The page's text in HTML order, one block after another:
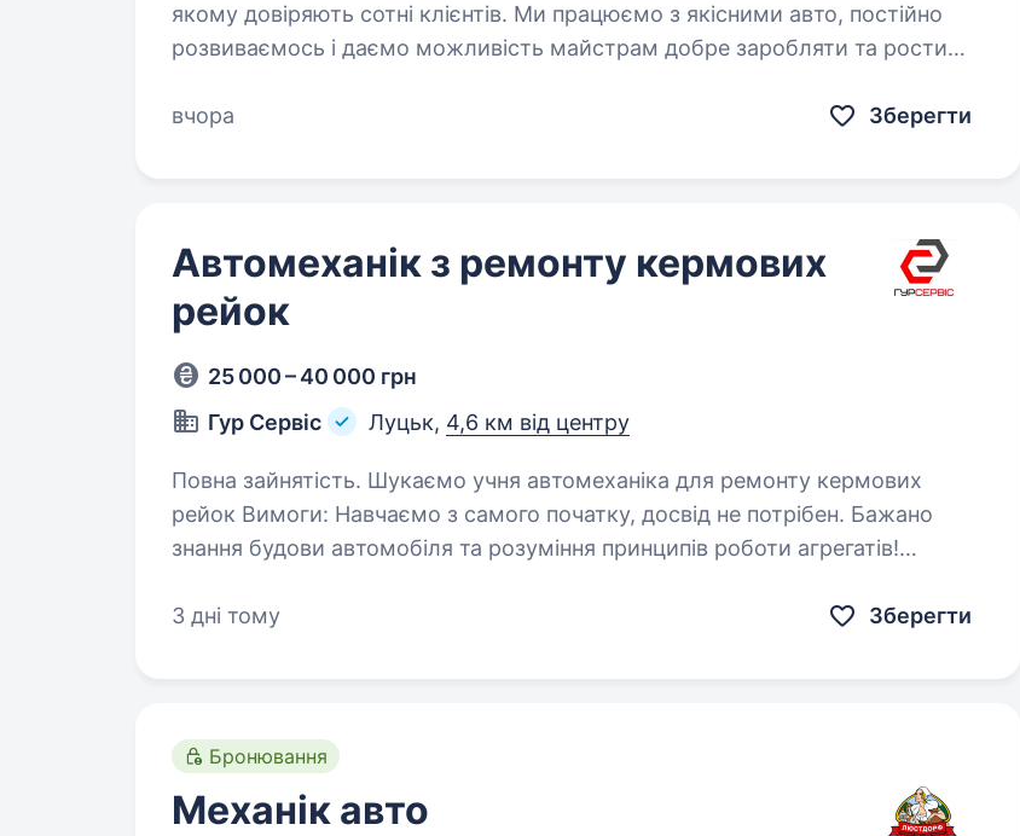
якому довіряють сотні клієнтів. Ми працюємо з якісними авто, постійно
розвиваємось і даємо можливість майстрам добре заробляти та рости
вчора
Зберегти
Автомеханік з ремонту кермових
рейок
25 000 – 40 000 грн
Гур Сервіс
Луцьк, 4,6 км від центру
Повна зайнятість. Шукаємо учня автомеханіка для ремонту кермових
рейок Вимоги: Навчаємо з самого початку, досвід не потрібен. Бажано
знання будови автомобіля та розуміння принципів роботи агрегатів!
3 дні тому
Зберегти
Бронювання
Механік авто